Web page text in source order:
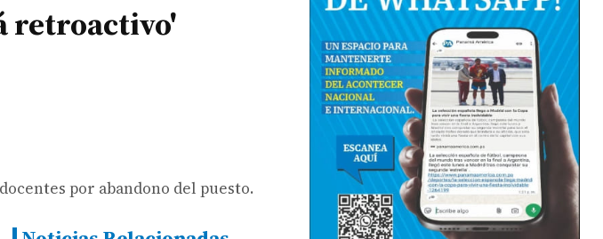
retroactivo'
por abandono del puesto.